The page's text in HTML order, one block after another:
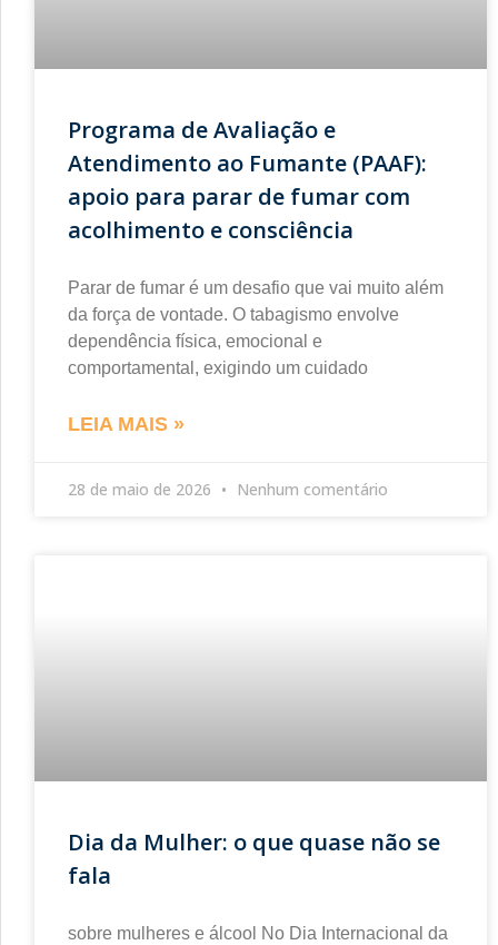
Programa de Avaliação e
Atendimento ao Fumante (PAAF):
apoio para parar de fumar com
acolhimento e consciência
Parar de fumar é um desafio que vai muito além
da força de vontade. O tabagismo envolve
dependência física, emocional e
comportamental, exigindo um cuidado
LEIA MAIS »
28 de maio de 2026 Nenhum comentário
Dia da Mulher: o que quase não se
fala
sobre mulheres e álcool No Dia Internacional da